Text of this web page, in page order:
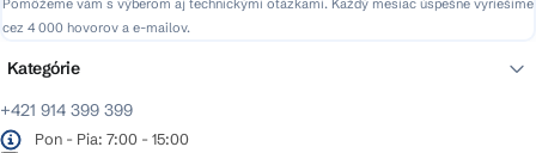
Pomôžeme vám s výberom aj technickými otázkami. Každý mesiac úspešne vyriešime
cez 4 000 hovorov a e-mailov.
+421 914 399 399
Pon - Pia: 7:00 - 15:00
Kategórie